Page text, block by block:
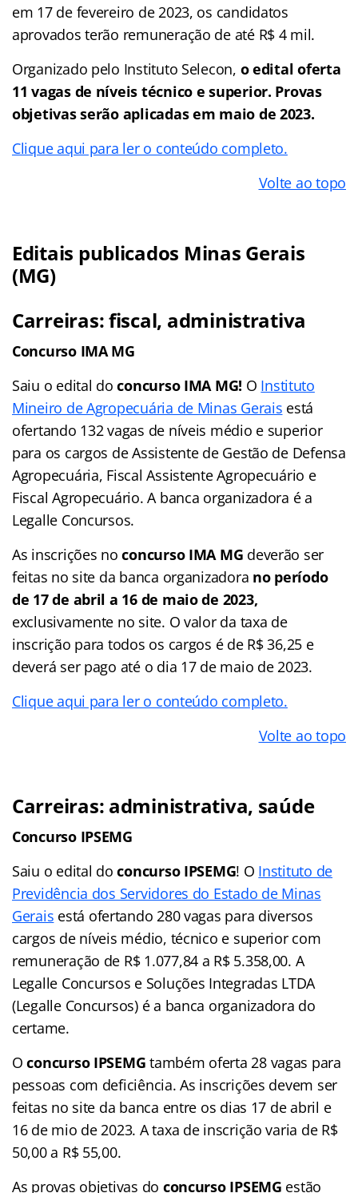
em 17 de fevereiro de 2023, os candidatos
aprovados terão remuneração de até R$ 4 mil.
Organizado pelo Instituto Selecon, o edital oferta
11 vagas de níveis técnico e superior. Provas
objetivas serão aplicadas em maio de 2023.
Clique aqui para ler o conteúdo completo.
Volte ao topo
Editais publicados Minas Gerais
(MG)
Carreiras: fiscal, administrativa
Concurso IMA MG
Saiu o edital doconcurso IMA MG! O Instituto
Mineiro de Agropecuária de Minas Gerais está
ofertando 132 vagas de níveis médio e superior
para os cargos de Assistente de Gestão de Defensa
Agropecuária, Fiscal Assistente Agropecuário e
Fiscal Agropecuário. A banca organizadora é a
Legalle Concursos.
As inscrições noconcurso IMA MG deverão ser
feitas no site da banca organizadora no período
de 17 de abril a 16 de maio de 2023,
exclusivamente no site. O valor da taxa de
inscrição para todos os cargos é de R$ 36,25 e
deverá ser pago até o dia 17 de maio de 2023.
Clique aqui para ler o conteúdo completo.
Volte ao topo
Carreiras: administrativa, saúde
Concurso IPSEMG
Saiu o edital doconcurso IPSEMG! O Instituto de
Previdência dos Servidores do Estado de Minas
Gerais está ofertando 280 vagas para diversos
cargos de níveis médio, técnico e superior com
remuneração de R$ 1.077,84 a R$ 5.358,00. A
Legalle Concursos e Soluções Integradas LTDA
(Legalle Concursos) é a banca organizadora do
certame.
Oconcurso IPSEMG também oferta 28 vagas para
pessoas com deficiência. As inscrições devem ser
feitas no site da banca entre os dias 17 de abril e
16 de mio de 2023. A taxa de inscrição varia de R$
50,00 a R$ 55,00.
As provas objetivas do concurso IPSEMG estão